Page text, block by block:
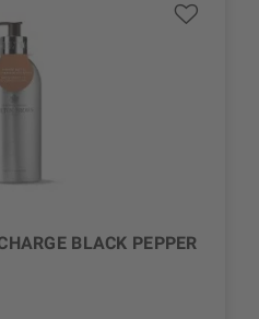
BLACK PEPPER